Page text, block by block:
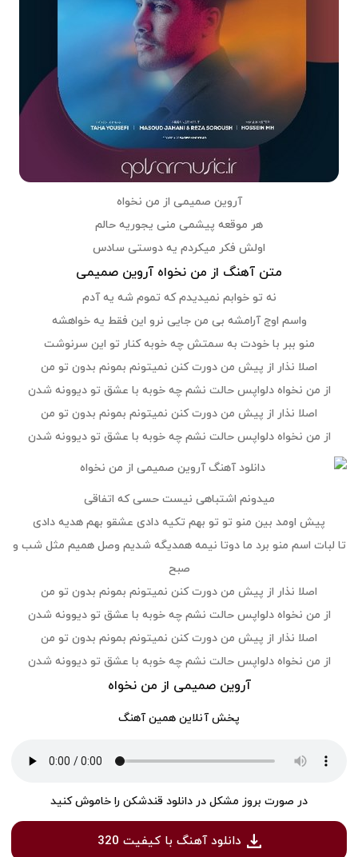
آروین صمیمی از من نخواه
هر موقعه پیشمی منی یجوریه حالم
اولش فکر میکردم یه دوستی سادس
متن آهنگ از من نخواه آروین صمیمی
نه تو خوابم نمیدیدم که تموم شه یه آدم
واسم اوج آرامشه بی من جایی نرو این فقط یه خواهشه
منو ببر با خودت به سمتش چه خوبه کنار تو این سرنوشت
اصلا نذار از پیش من دورت کنن نمیتونم بمونم بدون تو من
از من نخواه دلواپس حالت نشم چه خوبه با عشق تو دیوونه شدن
اصلا نذار از پیش من دورت کنن نمیتونم بمونم بدون تو من
از من نخواه دلواپس حالت نشم چه خوبه با عشق تو دیوونه شدن
میدونم اشتباهی نیست حسی که اتفاقی
پیش اومد بین منو تو تو بهم تکیه دادی عشقو بهم هدیه دادی
تا لبات اسم منو برد ما دوتا نیمه همدیگه شدیم وصل همیم مثل شب و
صبح
اصلا نذار از پیش من دورت کنن نمیتونم بمونم بدون تو من
از من نخواه دلواپس حالت نشم چه خوبه با عشق تو دیوونه شدن
اصلا نذار از پیش من دورت کنن نمیتونم بمونم بدون تو من
از من نخواه دلواپس حالت نشم چه خوبه با عشق تو دیوونه شدن
آروین صمیمی از من نخواه
پخش آنلاین همین آهنگ
در صورت بروز مشکل در دانلود قندشکن را خاموش کنید
دانلود آهنگ با کیفیت 320